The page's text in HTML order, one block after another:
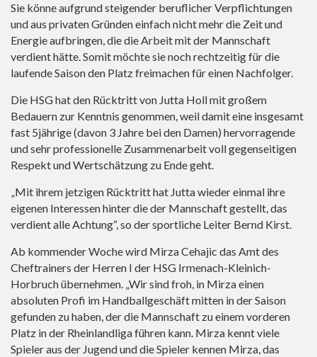
Sie könne aufgrund steigender beruflicher Verpflichtungen
und aus privaten Gründen einfach nicht mehr die Zeit und
Energie aufbringen, die die Arbeit mit der Mannschaft
verdient hätte. Somit möchte sie noch rechtzeitig für die
laufende Saison den Platz freimachen für einen Nachfolger.
Die HSG hat den Rücktritt von Jutta Holl mit großem
Bedauern zur Kenntnis genommen, weil damit eine insgesamt
fast 5jährige (davon 3 Jahre bei den Damen) hervorragende
und sehr professionelle Zusammenarbeit voll gegenseitigen
Respekt und Wertschätzung zu Ende geht.
„Mit ihrem jetzigen Rücktritt hat Jutta wieder einmal ihre
eigenen Interessen hinter die der Mannschaft gestellt, das
verdient alle Achtung“, so der sportliche Leiter Bernd Kirst.
Ab kommender Woche wird Mirza Cehajic das Amt des
Cheftrainers der Herren I der HSG Irmenach-Kleinich-
Horbruch übernehmen. „Wir sind froh, in Mirza einen
absoluten Profi im Handballgeschäft mitten in der Saison
gefunden zu haben, der die Mannschaft zu einem vorderen
Platz in der Rheinlandliga führen kann. Mirza kennt viele
Spieler aus der Jugend und die Spieler kennen Mirza, das